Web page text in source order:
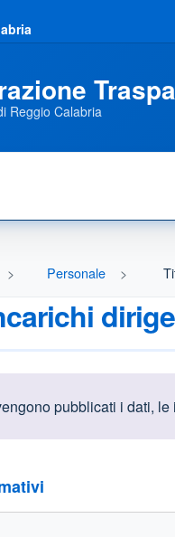
Reggio Calabria
Personale
pubblicati i dati,